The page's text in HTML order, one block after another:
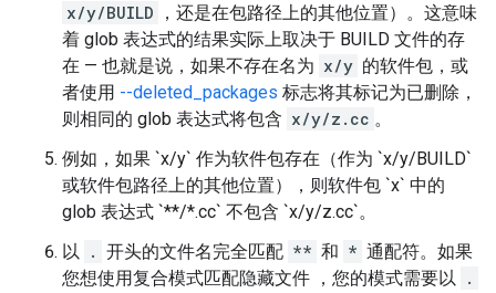
x/y/BUILD
，还是在包路径上的其他位置）。这意味
着 glob 表达式的结果实际上取决于 BUILD 文件的存
在 — 也就是说，如果不存在名为 x/y 的软件包，或
者使用 --deleted_packages 标志将其标记为已删除，
则相同的 glob 表达式将包含 x/y/z.cc 。
例如，如果 `x/y` 作为软件包存在（作为 `x/y/BUILD`
或软件包路径上的其他位置），则软件包 `x` 中的
glob 表达式 `**/*.cc` 不包含 `x/y/z.cc`。
以
. 开头的文件名完全匹配 ** 和 * 通配符。如果
您想使用复合模式匹配隐藏文件 ，您的模式需要以
.